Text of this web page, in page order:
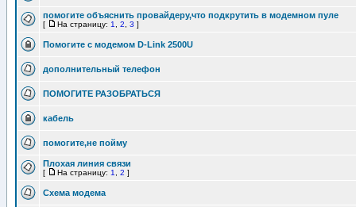
помогите объяснить провайдеру,что подкрутить в модемном пуле
[ На страницу: 1 2 3 ]
Помогите с модемом D-Link 2500U
дополнительный телефон
ПОМОГИТЕ РАЗОБРАТЬСЯ
кабель
помогите,не пойму
Плохая линия связи
[ На страницу: 1 2 ]
Схема модема